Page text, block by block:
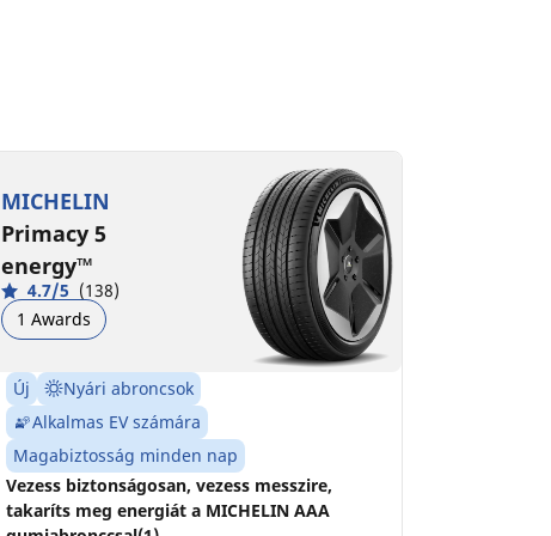
MICHELIN
Primacy 5
energy™
4.7/5 (138)
1 Awards
Új
Nyári abroncsok
Alkalmas EV számára
Magabiztosság minden nap
Vezess biztonságosan, vezess messzire,
takaríts meg energiát a MICHELIN AAA